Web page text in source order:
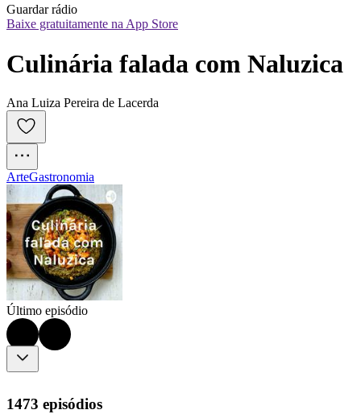
Guardar rádio
Baixe gratuitamente na App Store
Culinária falada com Naluzica
Ana Luiza Pereira de Lacerda
ArteGastronomia
Último episódio
1473 episódios